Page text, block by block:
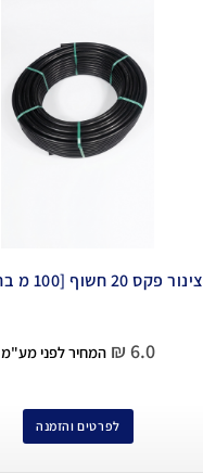
צינור פקס 20 חשוף [100 מ בחבילה]
₪ 6.0 המחיר לפני מע"מ
לפרטים והזמנה